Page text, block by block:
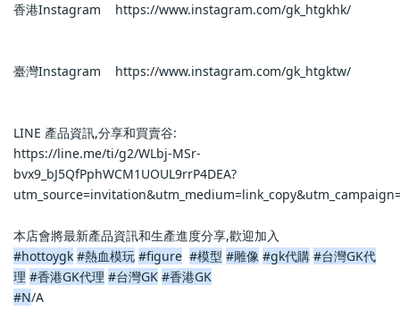
香港Instagram    https://www.instagram.com/gk_htgkhk/
臺灣Instagram    https://www.instagram.com/gk_htgktw/
LINE 產品資訊,分享和買賣谷:
https://line.me/ti/g2/WLbj-MSr-
bvx9_bJ5QfPphWCM1UOUL9rrP4DEA?
本店會將最新產品資訊和生產進度分享,歡迎加入
#hottoygk #熱血模玩 #figure #模型 #雕像 #gk代購 #台灣GK代
理 #香港GK代理 #台灣GK #香港GK
#N/A